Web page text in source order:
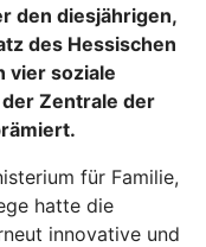
den diesjährigen,
des Hessischen
vier soziale
Zentrale der
für Familie,
hatte die
innovative und